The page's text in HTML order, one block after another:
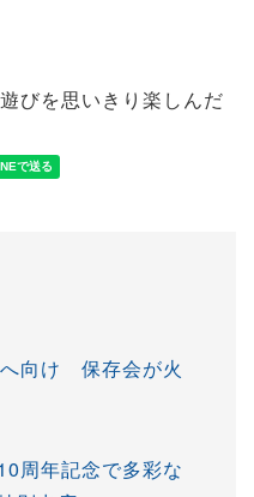
びを思いきり楽しんだ
向け 保存会が火
周年記念で多彩な